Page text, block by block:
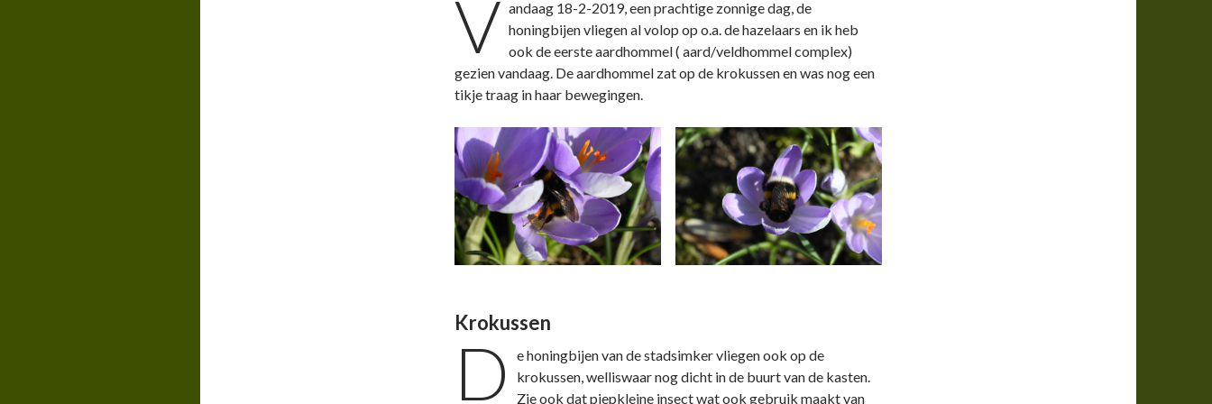
n
e
e
n
n
i
e
w
v
e
n
s
t
e
r
g
e
o
p
e
t
n
e
e
n
n
i
e
w
e
s
t
e
r
g
e
o
p
e
t
i
n
e
e
n
n
i
e
w
v
e
n
s
t
e
r
g
e
o
p
e
t
n
e
e
n
n
i
e
w
v
e
n
s
t
e
g
e
o
p
e
n
e
u
w
v
e
n
s
e
r
e
o
p
e
n
d
)
V andaag 18-2-2019, een prachtige zonnige dag, de
honingbijen vliegen al volop op o.a. de hazelaars en ik heb
ook de eerste aardhommel ( aard/veldhommel complex)
gezien vandaag. De aardhommel zat op de krokussen en was nog een
tikje traag in haar bewegingen.
Krokussen
D
e honingbijen van de stadsimker vliegen ook op de
krokussen, welliswaar nog dicht in de buurt van de kasten.
Zie ook dat piepkleine insect wat ook gebruik maakt van